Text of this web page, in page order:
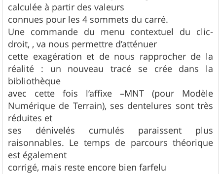
calculée à partir des valeurs
connues pour les 4 sommets du carré.
Une commande du menu contextuel du clic-
droit, , va nous permettre d’atténuer
cette exagération et de nous rapprocher de la
réalité : un nouveau tracé se crée dans la
bibliothèque
avec cette fois l’affixe –MNT (pour Modèle
Numérique de Terrain), ses dentelures sont très
réduites et
ses dénivelés cumulés paraissent plus
raisonnables. Le temps de parcours théorique
est également
corrigé, mais reste encore bien farfelu